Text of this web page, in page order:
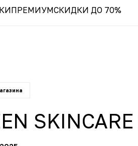
ПРЕМИУМСКИДКИ ДО 70%